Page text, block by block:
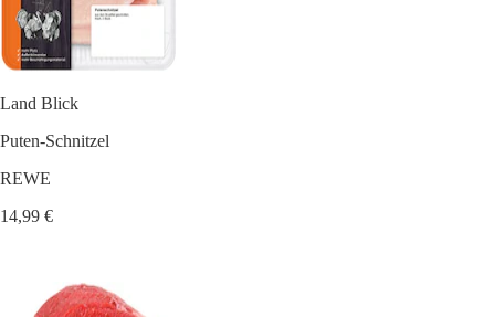
Land Blick
Puten-Schnitzel
REWE
14,99 €